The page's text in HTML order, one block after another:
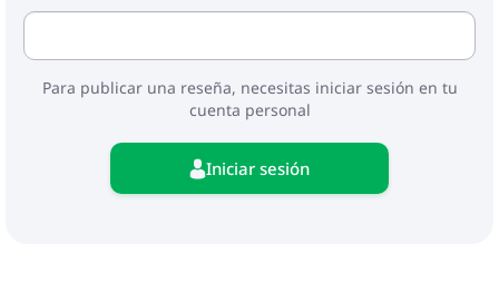
Para publicar una reseña, necesitas iniciar sesión en tu
cuenta personal
Iniciar sesión